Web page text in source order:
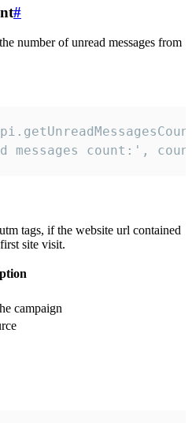
#
number of unread messages from
messages count:',
tags, if the website url contained
site visit.
campaign